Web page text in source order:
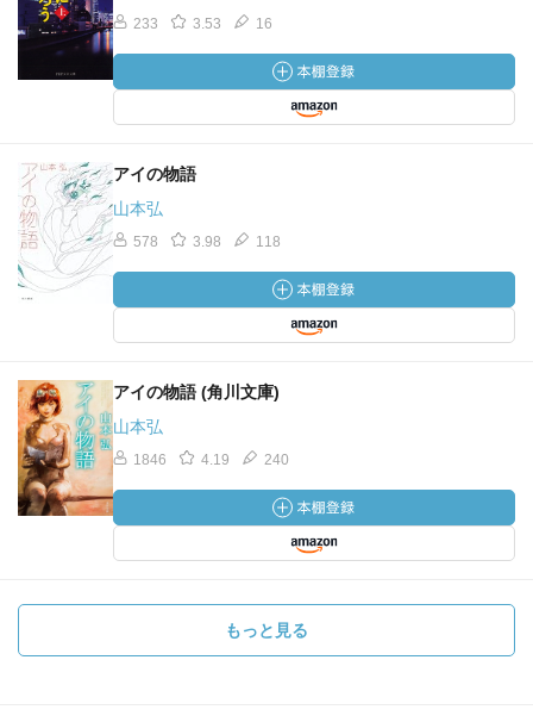
233 3.53 16
アイの物語
山本弘
578 3.98 118
アイの物語 (角川文庫)
山本弘
1846 4.19 240
もっと見る